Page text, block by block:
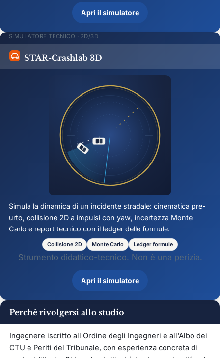
Apri il simulatore
SIMULATORE TECNICO · 2D/3D
STAR-Crashlab 3D
Simula la dinamica di un incidente stradale: cinematica pre-
urto, collisione 2D a impulsi con yaw, incertezza Monte
Carlo e report tecnico con il ledger delle formule.
Collisione 2D Monte Carlo Ledger formule
Strumento didattico-tecnico. Non è una perizia.
Apri il simulatore
Perchè rivolgersi allo studio
Ingegnere iscritto all'Ordine degli Ingegneri e all'Albo dei
CTU e Periti del Tribunale, con esperienza concreta di